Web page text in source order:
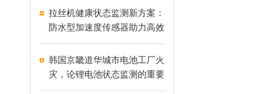
拉丝机健康状态监测新方案：
防水型加速度传感器助力高效
生产与预测性维护
韩国京畿道华城市电池工厂火
灾，论锂电池状态监测的重要
性